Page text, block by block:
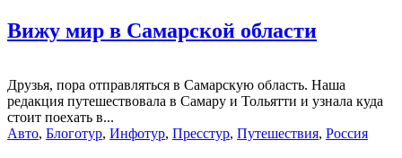
Вижу мир в Самарской области
Друзья, пора отправляться в Самарскую область. Наша
редакция путешествовала в Самару и Тольятти и узнала куда
стоит поехать в...
Авто, Блоготур, Инфотур, Пресстур, Путешествия, Россия